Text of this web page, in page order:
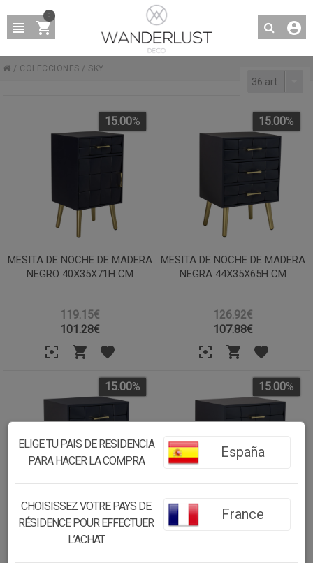
0
/ COLECCIONES / SKY
36 art.
MESITA DE NOCHE DE MADERA
NEGRO 40X35X71H CM
119.15€
15.00%
101.28€
MESITA DE NOCHE DE MADERA
NEGRA 44X35X65H CM
126.92€
15.00%
107.88€
MESITA DE NOCHE DE MADERA
NEGRO 44X38X63H CM
15.00%
MESITA DE NOCHE DE MADERA
15.00%
ELIGE TU PAIS DE RESIDENCIA
PARA HACER LA COMPRA
España
CHOISISSEZ VOTRE PAYS DE
RÉSIDENCE POUR EFFECTUER
L’ACHAT
France